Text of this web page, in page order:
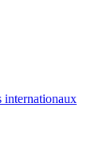
internationaux